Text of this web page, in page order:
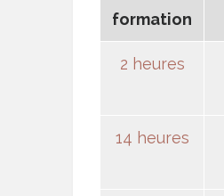
formation
2 heures
14 heures